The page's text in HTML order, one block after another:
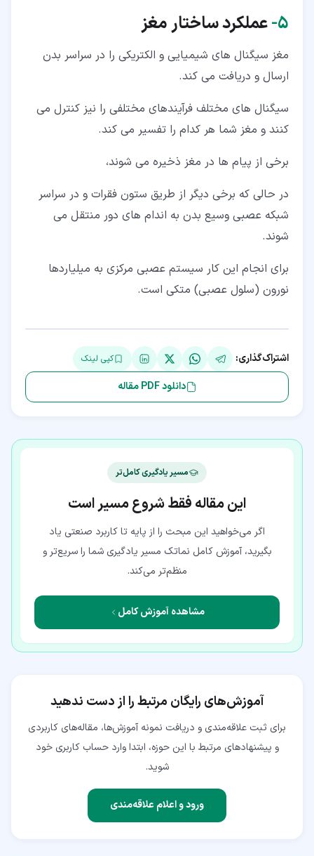
۵‏- عملکرد ساختار مغز
مغز سیگنال های شیمیایی و الکتریکی را در سراسر بدن
ارسال و دریافت می کند.
سیگنال های مختلف فرآیندهای مختلفی را نیز کنترل می
کنند و مغز شما هر کدام را تفسیر می کند.
برخی از پیام ها در مغز ذخیره می شوند،
در حالی که برخی دیگر از طریق ستون فقرات و در سراسر
شبکه عصبی وسیع بدن به اندام های دور منتقل می
شوند.
برای انجام این کار سیستم عصبی مرکزی به میلیاردها
نورون (سلول عصبی) متکی است.
اشتراک‌گذاری: کپی لینک
دانلود PDF مقاله
مسیر یادگیری کامل‌تر
این مقاله فقط شروع مسیر است
اگر می‌خواهید این مبحث را از پایه تا کاربرد صنعتی یاد
بگیرید، آموزش کامل نماتک مسیر یادگیری شما را سریع‌تر و
منظم‌تر می‌کند.
مشاهده آموزش کامل
آموزش‌های رایگان مرتبط را از دست ندهید
برای ثبت علاقه‌مندی و دریافت نمونه آموزش‌ها، مقاله‌های کاربردی
و پیشنهادهای مرتبط با این حوزه، ابتدا وارد حساب کاربری خود
شوید.
ورود و اعلام علاقه‌مندی